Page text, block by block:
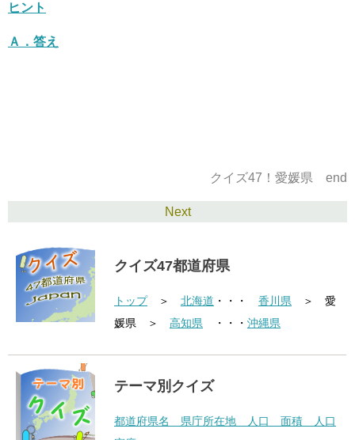
ヒント
Ａ． 答え
クイズ47！愛媛県 end
Next
クイズ47都道府県
トップ＞ 北海道 ・・・ 香川県 ＞ 愛
媛県 ＞ 高知県 ・・・ 沖縄県
テーマ別クイズ
都道府県名 県庁所在地 人口 面積 人口